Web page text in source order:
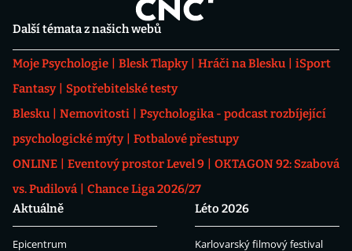
Další témata z našich webů
Moje Psychologie Blesk Tlapky Hráči na Blesku
iSport
Fantasy
Spotřebitelské testy
Blesku
Nemovitosti
Psychologika - podcast rozbíjející
psychologické mýty
Fotbalové přestupy
ONLINE
Eventový prostor Level 9
OKTAGON 92: Szabová
vs. Pudilová
Chance Liga 2026/27
Aktuálně
Epicentrum
Léto 2026
Karlovarský filmový festival